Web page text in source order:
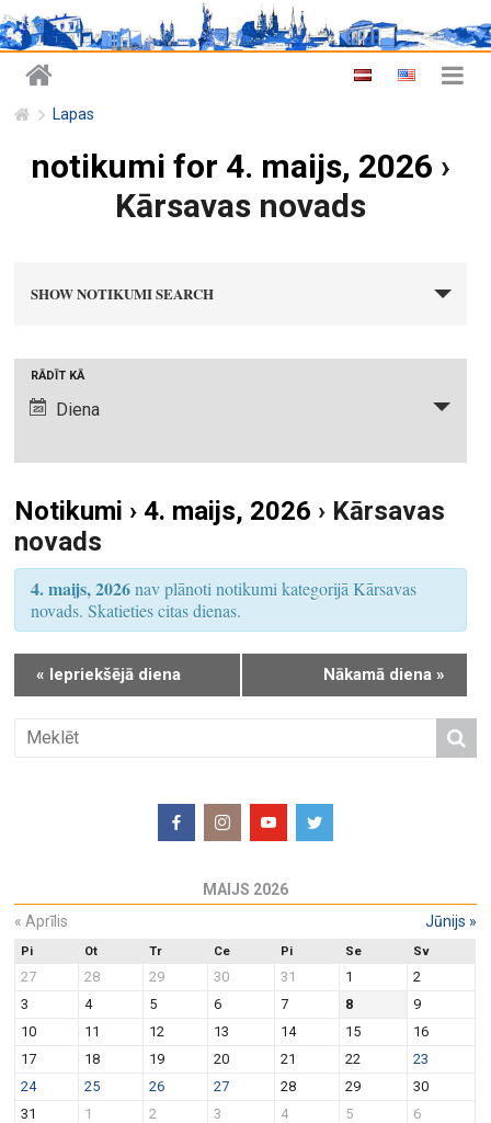
Lapas
notikumi for 4. maijs, 2026 ›
Kārsavas novads
i
S
e
a
c
h
a
d
s
N
a
v
g
a
t
SHOW NOTIKUMI SEARCH
i
u
m
s
i
e
N
t
i
o
n
RĀDĪT KĀ
Diena
Notikumi › 4. maijs, 2026 › Kārsavas
novads
4. maijs, 2026nav plānoti notikumi kategorijā Kārsavas
novads. Skatieties citas dienas.
« Iepriekšējā diena Nākamā diena »
MAIJS 2026
« Aprīlis Jūnijs »
Pi Ot Tr Ce Pi Se Sv
27 28 29 30 31 1
2
3
4 5 6 7 8
9
10
11 12 13 14 15
16
17
18 19 20 21 22
23
24
25 26 27 28 29
30
31
1 2 3 4 5 6